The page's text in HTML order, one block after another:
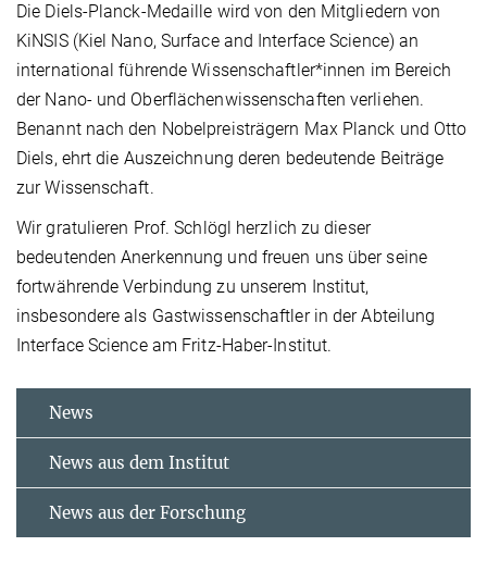
Die Diels-Planck-Medaille wird von den Mitgliedern von
KiNSIS (Kiel Nano, Surface and Interface Science) an
international führende Wissenschaftler*innen im Bereich
der Nano- und Oberflächenwissenschaften verliehen.
Benannt nach den Nobelpreisträgern Max Planck und Otto
Diels, ehrt die Auszeichnung deren bedeutende Beiträge
zur Wissenschaft.
Wir gratulieren Prof. Schlögl herzlich zu dieser
bedeutenden Anerkennung und freuen uns über seine
fortwährende Verbindung zu unserem Institut,
insbesondere als Gastwissenschaftler in der Abteilung
Interface Science am Fritz-Haber-Institut.
News
News aus dem Institut
News aus der Forschung